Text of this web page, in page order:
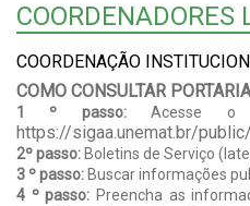
COORDENADORES
COORDENAÇÃO
COMO CONSULTAR
1 º passo:Acesse o
https://sigaa.unemat.br/
2º passo: Boletins de Serviço
3 º passo: Buscar informações
4 º passo: Preencha as